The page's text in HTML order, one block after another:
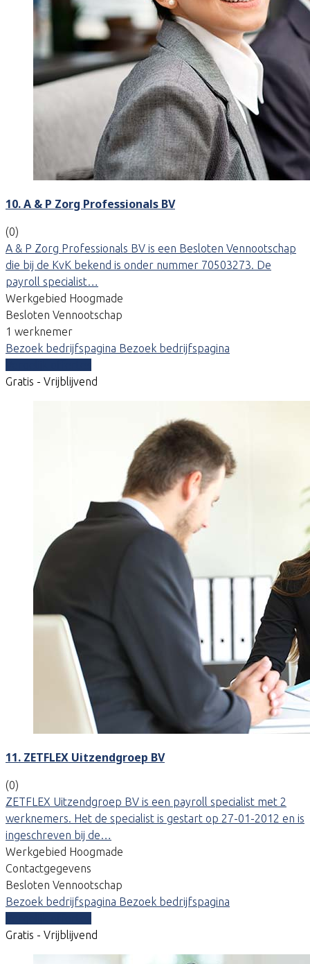
10. A & P Zorg Professionals BV
(0)
A & P Zorg Professionals BV is een Besloten Vennootschap
die bij de KvK bekend is onder nummer 70503273. De
payroll specialist…
Werkgebied Hoogmade
Besloten Vennootschap
1 werknemer
Bezoek bedrijfspagina Bezoek bedrijfspagina
Gratis - Vrijblijvend
11. ZETFLEX Uitzendgroep BV
(0)
ZETFLEX Uitzendgroep BV is een payroll specialist met 2
werknemers. Het de specialist is gestart op 27-01-2012 en is
ingeschreven bij de…
Werkgebied Hoogmade
Contactgegevens
Besloten Vennootschap
Bezoek bedrijfspagina Bezoek bedrijfspagina
Gratis - Vrijblijvend